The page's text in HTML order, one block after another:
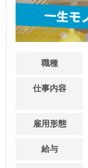
職種
仕事内容
雇用形態
給与